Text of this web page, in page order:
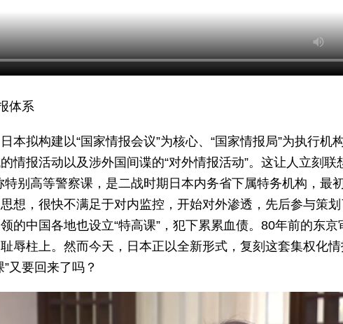
体系
本拟构建以“国家情报会议”为核心、“国家情报局”为执行机
情报活动以及涉外国间谍的“对外情报活动”。这让人立刻联
特别高等警察课，是二战时期日本内务省下属特务机构，最
想，很快不满足于对内监控，开始对外渗透，先后参与策划
的中国各地也设立“特高课”，犯下累累血债。80年前的东
辱柱上。然而今天，日本正以全新形式，复刻这套集权化
又要回来了吗？